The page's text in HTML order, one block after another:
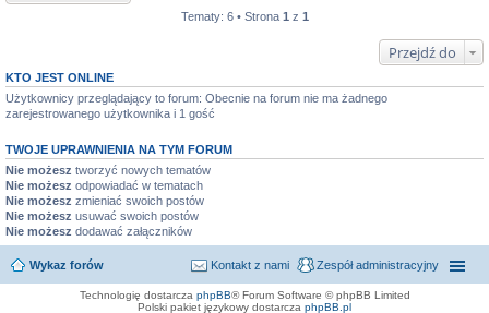
Tematy: 6 • Strona 1 z 1
Przejdź do
KTO JEST ONLINE
Użytkownicy przeglądający to forum: Obecnie na forum nie ma żadnego
zarejestrowanego użytkownika i 1 gość
TWOJE UPRAWNIENIA NA TYM FORUM
Nie możesz tworzyć nowych tematów
Nie możesz odpowiadać w tematach
Nie możesz zmieniać swoich postów
Nie możesz usuwać swoich postów
Nie możesz dodawać załączników
Wykaz forów Zespół administracyjny
Kontakt z nami
Technologię dostarcza phpBB® Forum Software © phpBB Limited
Polski pakiet językowy dostarcza phpBB.pl